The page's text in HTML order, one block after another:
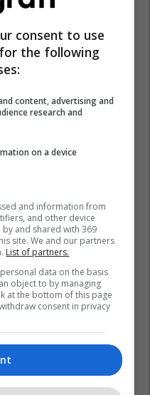
E Kosovës
consent to use
the following
content, advertising and
research and
on a device
and information from
and other device
and shared with 369
site. We and our partners
List of partners.
data on the basis
object to by managing
at the bottom of this page
consent in privacy